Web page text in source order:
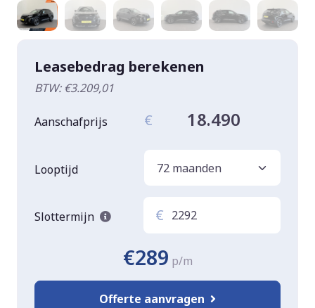
Leasebedrag berekenen
BTW: €3.209,01
Aanschafprijs € 18.490
Looptijd
Slottermijn €
€289 p/m
Offerte aanvragen